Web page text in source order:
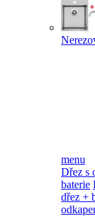
menu
Dřez s
baterie
dřez +